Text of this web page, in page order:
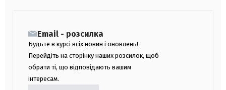
Email - розсилка
Будьте в курсі всіх новин і оновлень!
Перейдіть на сторінку наших розсилок, щоб
обрати ті, що відповідають вашим
інтересам.